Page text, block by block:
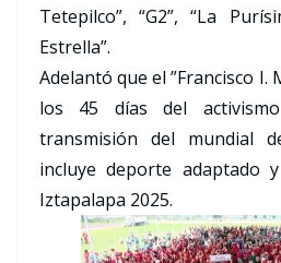
Tetepilco”, “G2”, “La
Estrella”.
Adelantó que el ”Francisco I.
los 45 días del
transmisión del mundial
incluye deporte adaptado
Iztapalapa 2025.